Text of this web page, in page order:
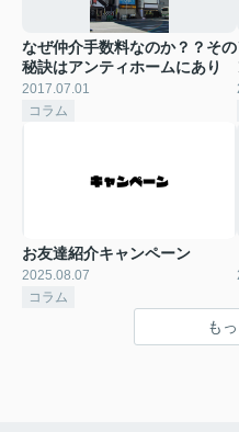
なぜ仲介手数料なのか？？その
秘訣はアンティホームにあり
2017.07.01
コラム
お友達紹介キャンペーン
2025.08.07
コラム
も